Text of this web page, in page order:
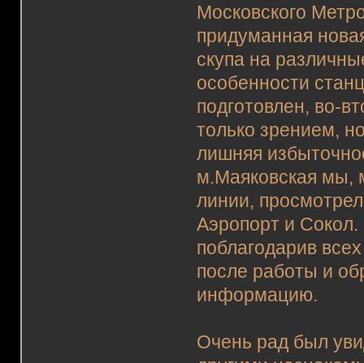
Московского
придуманная
скупа на
особенности
подготовлен, во-
только зрением,
лишняя
м.Маяковская мы,
линии,
Аэропорт и
поблагодарив
после работы и
информацию.
Очень рад был